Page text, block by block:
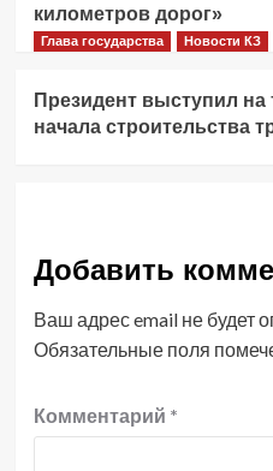
километров дорог»
Глава государства Новости КЗ
Президент выступил
начала строительства
Добавить
Ваш адрес email не будет
Обязательные поля
Комментарий *